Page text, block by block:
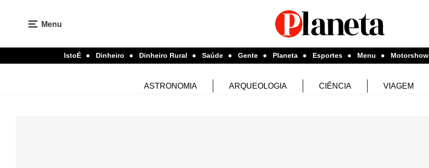
Menu
IstoÉ Dinheiro Dinheiro Rural Saúde Gente Planeta Esportes Menu Motorshow
ASTRONOMIA ARQUEOLOGIA CIÊNCIA VIAGEM